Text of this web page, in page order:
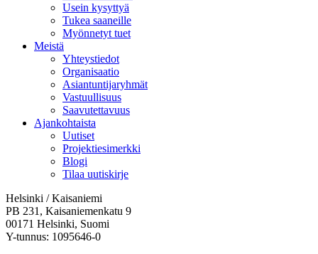
Usein kysyttyä
Tukea saaneille
Myönnetyt tuet
Meistä
Yhteystiedot
Organisaatio
Asiantuntijaryhmät
Vastuullisuus
Saavutettavuus
Ajankohtaista
Uutiset
Projektiesimerkki
Blogi
Tilaa uutiskirje
Helsinki / Kaisaniemi
PB 231, Kaisaniemenkatu 9
00171 Helsinki, Suomi
Y-tunnus: 1095646-0